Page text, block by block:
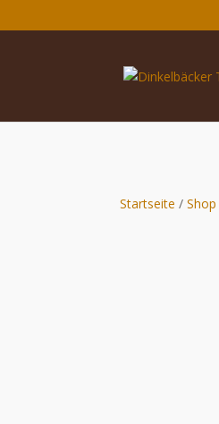
Startseite /Shop